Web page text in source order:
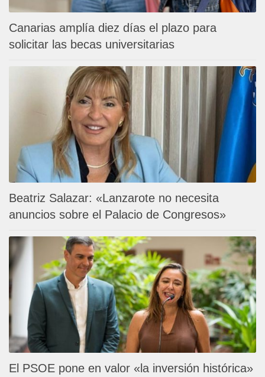
Canarias amplía diez días el plazo para
solicitar las becas universitarias
Beatriz Salazar: «Lanzarote no necesita
anuncios sobre el Palacio de Congresos»
El PSOE pone en valor «la inversión histórica»